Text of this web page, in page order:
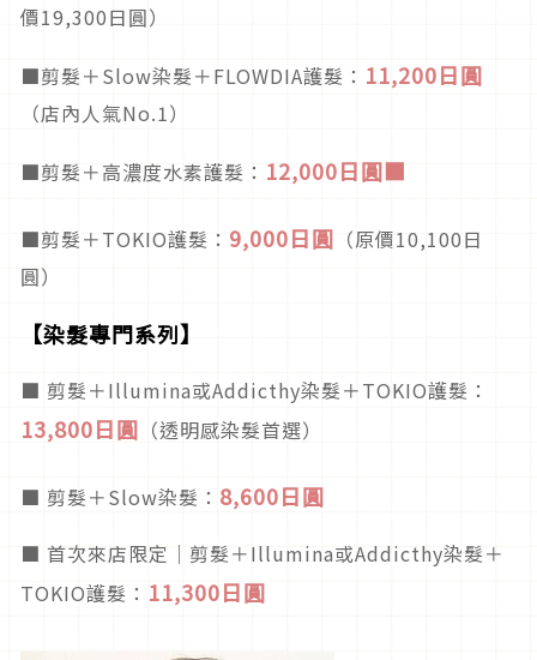
價19,300日圓）
■剪髮＋Slow染髮＋FLOWDIA護髮： 11,200日圓
（店內人氣No.1）
■剪髮＋高濃度水素護髮： 12,000日圓■
■剪髮＋TOKIO護髮： 9,000日圓 （原價10,100日
圓）
【染髮專門系列】
■ 剪髮＋Illumina或Addicthy染髮＋TOKIO護髮：
13,800日圓 （透明感染髮首選）
■ 剪髮＋Slow染髮： 8,600日圓
■ 首次來店限定｜剪髮＋Illumina或Addicthy染髮＋
TOKIO護髮： 11,300日圓